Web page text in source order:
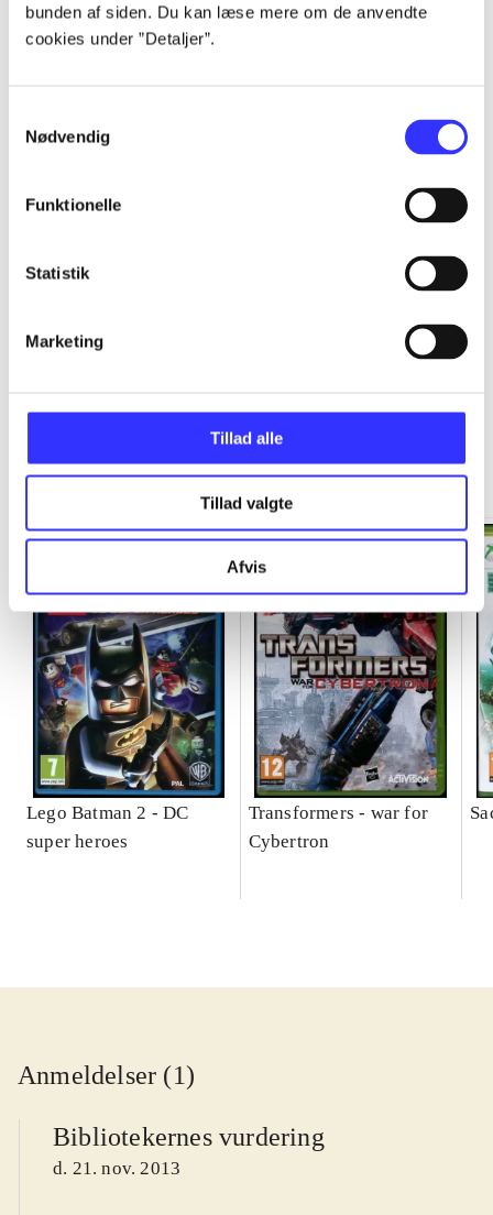
bunden af siden. Du kan læse mere om de anvendte
cookies under ”Detaljer”.
Nødvendig
Funktionelle
Statistik
Marketing
Tillad alle
Tillad valgte
Afvis
...
Minder om
Lego Batman 2 - DC
super heroes
Transformers - war for
Cybertron
Anmeldelser (1)
Bibliotekernes vurdering
d. 21. nov. 2013